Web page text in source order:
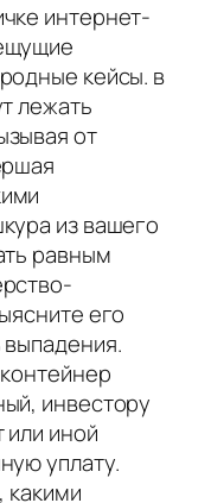
интернет-
кейсы. в
лежать
от
из вашего
равным
его
инвестору
иной
уплату.
какими